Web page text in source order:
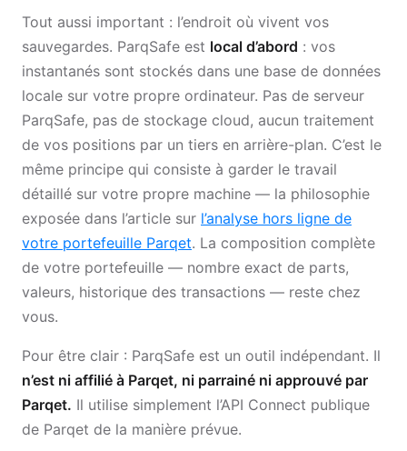
Tout aussi important : l’endroit où vivent vos
sauvegardes. ParqSafe est local d’abord : vos
instantanés sont stockés dans une base de données
locale sur votre propre ordinateur. Pas de serveur
ParqSafe, pas de stockage cloud, aucun traitement
de vos positions par un tiers en arrière-plan. C’est le
même principe qui consiste à garder le travail
détaillé sur votre propre machine — la philosophie
exposée dans l’article sur l’analyse hors ligne de
votre portefeuille Parqet. La composition complète
de votre portefeuille — nombre exact de parts,
valeurs, historique des transactions — reste chez
vous.
Pour être clair : ParqSafe est un outil indépendant. Il
n’est ni affilié à Parqet, ni parrainé ni approuvé par
Parqet. Il utilise simplement l’API Connect publique
de Parqet de la manière prévue.